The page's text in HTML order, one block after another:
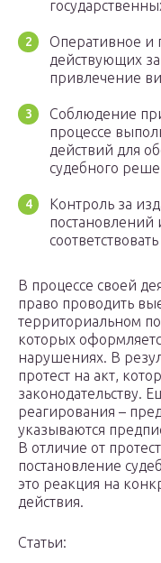
Оперативное и
действующих
привлечение
Соблюдение
процессе
действий для
судебного
Контроль за
постановлений
В процессе своей
право проводить
территориальном
которых
нарушениях. В
протест на акт,
законодательству.
реагирования –
указываются
В отличие от
постановление
это реакция на
действия.
Статьи: